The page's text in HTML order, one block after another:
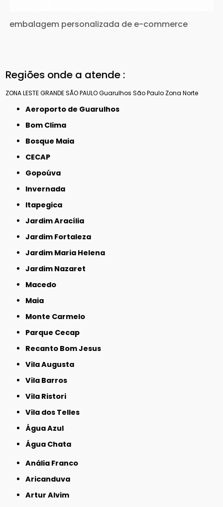
embalagem personalizada de e-commerce
Regiões onde a atende :
ZONA LESTEGRANDE SÃO PAULOGuarulhos São Paulo Zona Norte
Aeroporto de Guarulhos
Bom Clima
Bosque Maia
CECAP
Gopoúva
Invernada
Itapegica
Jardim Aracília
Jardim Fortaleza
Jardim Maria Helena
Jardim Nazaret
Macedo
Maia
Monte Carmelo
Parque Cecap
Recanto Bom Jesus
Vila Augusta
Vila Barros
Vila Ristori
Vila dos Telles
Água Azul
Água Chata
Anália Franco
Aricanduva
Artur Alvim